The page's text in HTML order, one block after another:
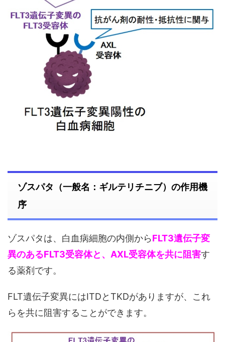
ゾスパタ（一般名：ギルテリチニブ）の作用機
序
ゾスパタは、白血病細胞の内側からFLT3遺伝子変
異のあるFLT3受容体と、AXL受容体を共に阻害す
る薬剤です。
FLT遺伝子変異にはITDとTKDがありますが、これ
らを共に阻害することができます。